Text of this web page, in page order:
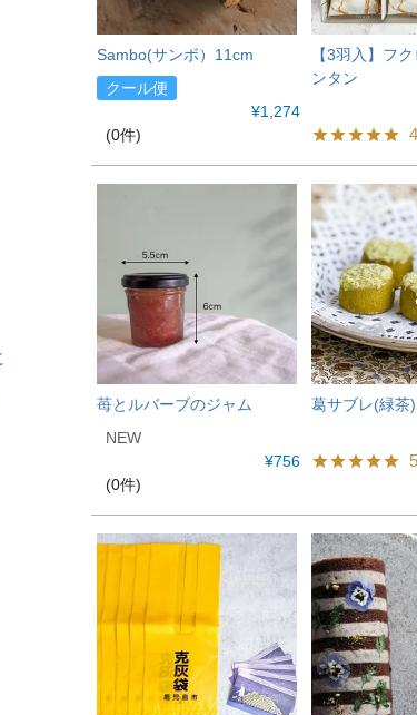
Sambo(サンボ）11cm
クール便
¥1,274
(0件)
【3羽入】フ
ンタン
苺とルバーブのジャム
NEW
¥756
(0件)
葛サブレ(緑茶)